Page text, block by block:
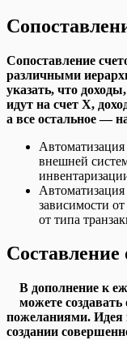
Сопоставление
различными
указать, что
идут на счет X,
а все остальное —
внешней
зависимости
от типа
Составление
В дополнение к
можете
пожеланиями. Идея
создании